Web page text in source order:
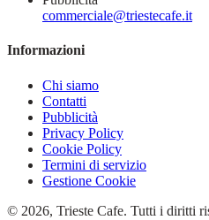
commerciale@triestecafe.it
Informazioni
Chi siamo
Contatti
Pubblicità
Privacy Policy
Cookie Policy
Termini di servizio
Gestione Cookie
© 2026, Trieste Cafe. Tutti i diritti